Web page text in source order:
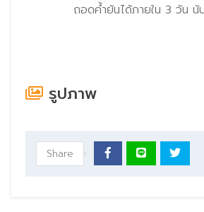
ถอดค้ำยันได้ภายใน 3 วัน นั
รูปภาพ
Share